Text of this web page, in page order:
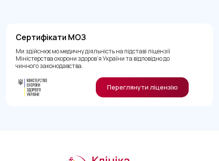
Сертифікати МОЗ
Ми здійснюємо медичну діяльність на підставі ліцензії
Міністерства охорони здоров’я України та відповідно до
чинного законодавства.
Переглянути ліцензію